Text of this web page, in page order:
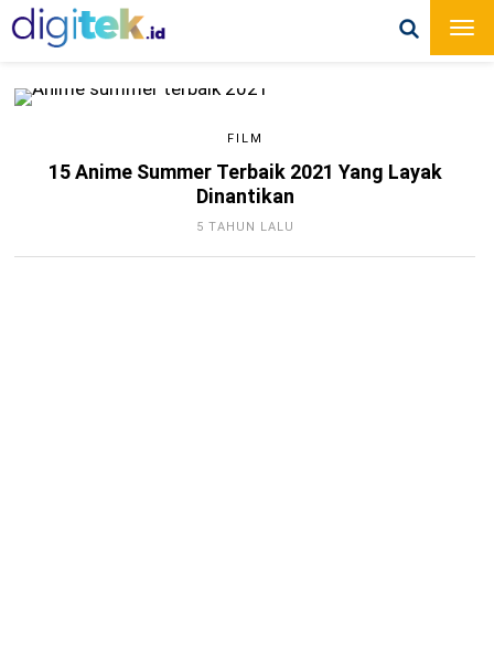
FILM
15 Anime Summer Terbaik 2021 Yang Layak
Dinantikan
5 TAHUN LALU